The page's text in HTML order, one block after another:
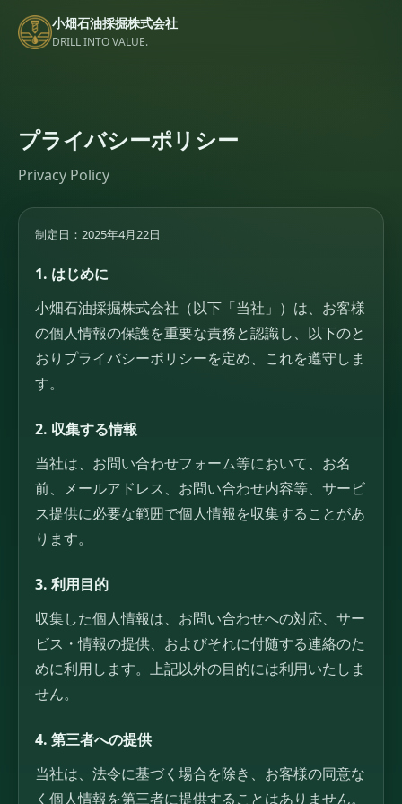
小畑石油採掘株式会社
DRILL INTO VALUE.
プライバシーポリシー
Privacy Policy
制定日：2025年4月22日
1. はじめに
小畑石油採掘株式会社（以下「当社」）は、お客様
の個人情報の保護を重要な責務と認識し、以下のと
おりプライバシーポリシーを定め、これを遵守しま
す。
2. 収集する情報
当社は、お問い合わせフォーム等において、お名
前、メールアドレス、お問い合わせ内容等、サービ
ス提供に必要な範囲で個人情報を収集することがあ
ります。
3. 利用目的
収集した個人情報は、お問い合わせへの対応、サー
ビス・情報の提供、およびそれに付随する連絡のた
めに利用します。上記以外の目的には利用いたしま
せん。
4. 第三者への提供
当社は、法令に基づく場合を除き、お客様の同意な
く個人情報を第三者に提供することはありません。